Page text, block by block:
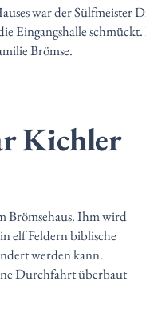
war der Sülfmeister
Eingangshalle
Brömse.
Kichler
Brömsehaus. Ihm wird
elf Feldern biblische
werden kann.
Durchfahrt überbaut